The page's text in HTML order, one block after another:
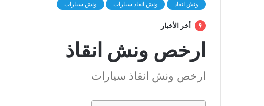
ونش انقاذ ونش انقاذ سيارات ونش سيارات
أخر الأخبار
ارخص ونش انقاذ
ارخص ونش انقاذ سيارات